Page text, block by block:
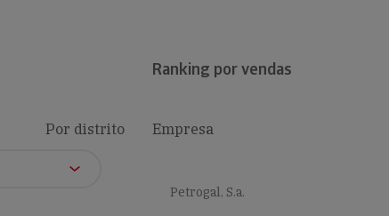
Por distrito
Ranking por vendas
Empresa
Petrogal, S.a.